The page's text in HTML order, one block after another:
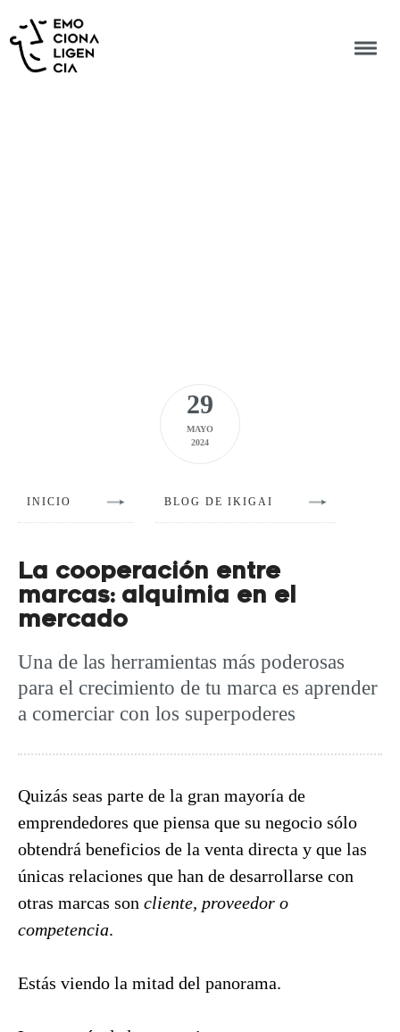
29
MAYO
2024
INICIO BLOG DE IKIGAI
La cooperación entre
marcas: alquimia en el
mercado
Una de las herramientas más poderosas
para el crecimiento de tu marca es aprender
a comerciar con los superpoderes
Quizás seas parte de la gran mayoría de
emprendedores que piensa que su negocio sólo
obtendrá beneficios de la venta directa y que las
únicas relaciones que han de desarrollarse con
otras marcas son cliente, proveedor o
competencia.
Estás viendo la mitad del panorama.